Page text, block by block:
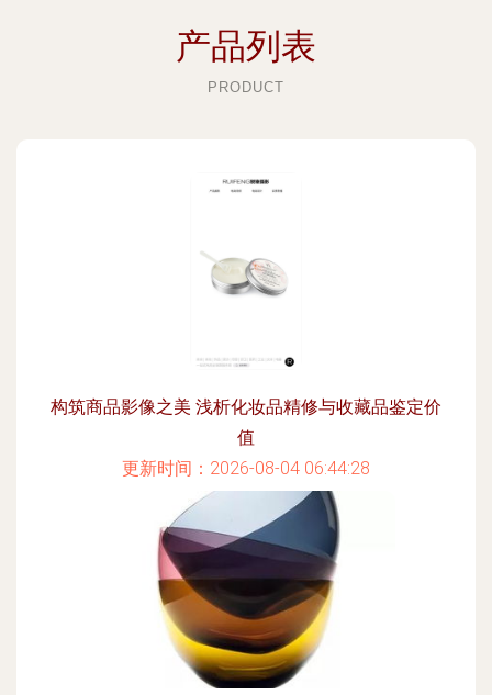
产品列表
PRODUCT
构筑商品影像之美 浅析化妆品精修与收藏品鉴定价
值
更新时间：2026-08-04 06:44:28